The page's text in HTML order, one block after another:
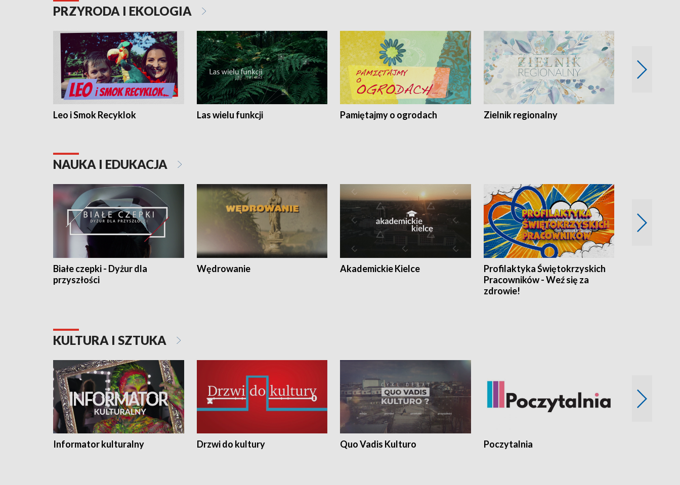
PRZYRODA I EKOLOGIA
Leo i Smok Recyklok Las wielu funkcji Pamiętajmy o ogrodach Zielnik regionalny
NAUKA I EDUKACJA
Białe czepki - Dyżur dla
przyszłości
Wędrowanie Akademickie Kielce
Profilaktyka Świętokrzyskich
Pracowników - Weź się za
zdrowie!
KULTURA I SZTUKA
Informator kulturalny Drzwi do kultury Quo Vadis Kulturo Poczytalnia